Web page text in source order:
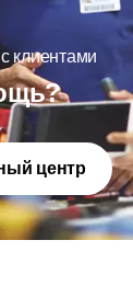
клиентами
центр